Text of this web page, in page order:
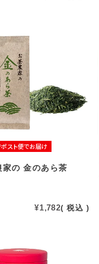
スト便でお届け
家の 金のあら茶
¥1,782 税込